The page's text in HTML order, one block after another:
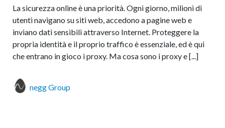
La sicurezza online è una priorità. Ogni giorno, milioni di
utenti navigano su siti web, accedono a pagine web e
inviano dati sensibili attraverso Internet. Proteggere la
propria identità e il proprio traffico è essenziale, ed è qui
che entrano in gioco i proxy. Ma cosa sono i proxy e [...]
negg Group